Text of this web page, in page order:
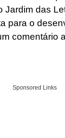
das
para o
comentário
Sponsored Links